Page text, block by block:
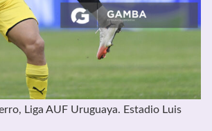
Liga AUF Uruguaya. Estadio Luis